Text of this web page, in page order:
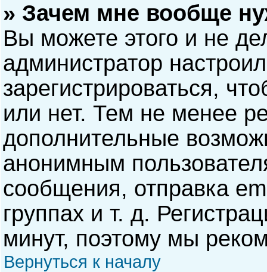
» Зачем мне вообще
Вы можете этого и не
администратор
зарегистрироваться,
или нет. Тем не менее
дополнительные
анонимным
сообщения, отправка
группах и т. д.
минут, поэтому мы
Вернуться к началу